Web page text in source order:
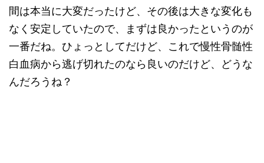
間は本当に大変だったけど、その後は大きな変化も
なく安定していたので、まずは良かったというのが
一番だね。ひょっとしてだけど、これで慢性骨髄性
白血病から逃げ切れたのなら良いのだけど、どうな
んだろうね？